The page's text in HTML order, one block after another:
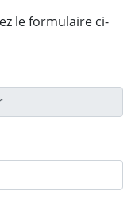
le formulaire ci-